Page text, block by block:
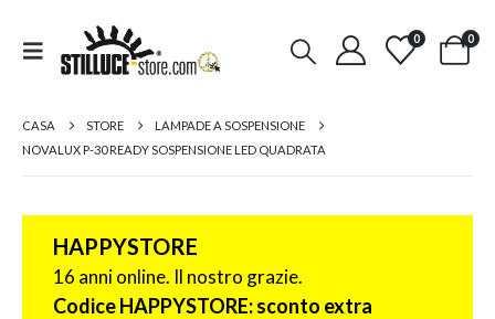
0 0
CASA STORE
LAMPADE A SOSPENSIONE
NOVALUX P-30 READY SOSPENSIONE LED QUADRATA
HAPPYSTORE
16 anni online. Il nostro grazie.
Codice HAPPYSTORE: sconto extra